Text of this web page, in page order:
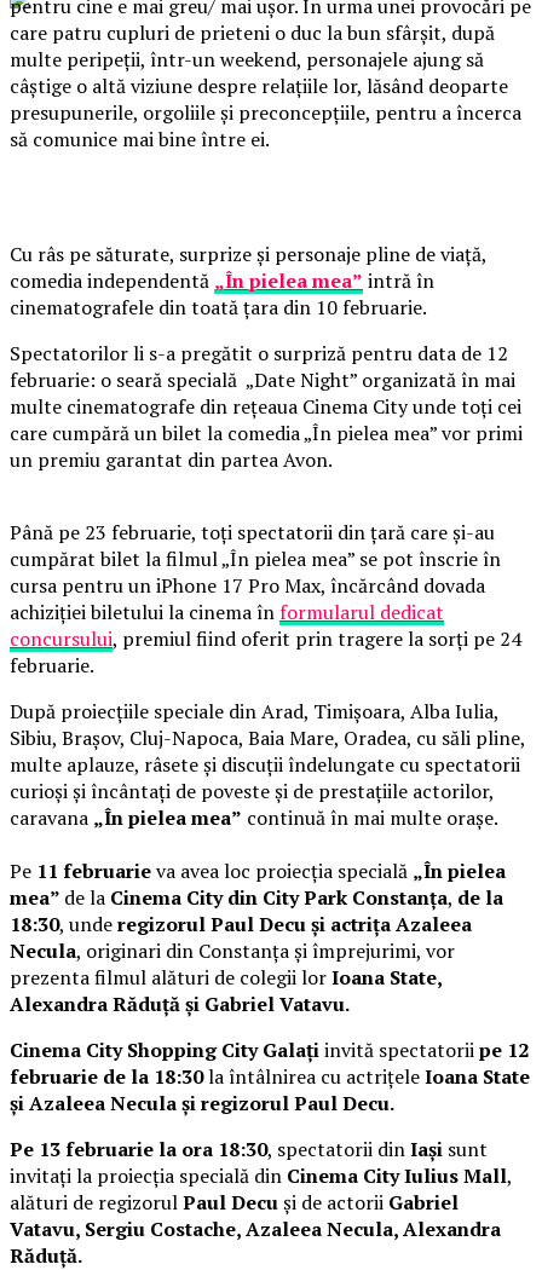
pentru cine e mai greu/ mai ușor. În urma unei provocări pe
care patru cupluri de prieteni o duc la bun sfârșit, după
multe peripeții, într-un weekend, personajele ajung să
câștige o altă viziune despre relațiile lor, lăsând deoparte
presupunerile, orgoliile și preconcepțiile, pentru a încerca
să comunice mai bine între ei.
Cu râs pe săturate, surprize și personaje pline de viață,
comedia independentă „În pielea mea” intră în
cinematografele din toată țara din 10 februarie.
Spectatorilor li s-a pregătit o surpriză pentru data de 12
februarie: o seară specială „Date Night” organizată în mai
multe cinematografe din rețeaua Cinema City unde toți cei
care cumpără un bilet la comedia „În pielea mea” vor primi
un premiu garantat din partea Avon.
Până pe 23 februarie, toți spectatorii din țară care și-au
cumpărat bilet la filmul „În pielea mea” se pot înscrie în
cursa pentru un iPhone 17 Pro Max, încărcând dovada
achiziției biletului la cinema înformularul dedicat
concursului, premiul fiind oferit prin tragere la sorți pe 24
februarie.
După proiecțiile speciale din Arad, Timișoara, Alba Iulia,
Sibiu, Brașov, Cluj-Napoca, Baia Mare, Oradea, cu săli pline,
multe aplauze, râsete și discuții îndelungate cu spectatorii
curioși și încântați de poveste și de prestațiile actorilor,
caravana „În pielea mea” continuă în mai multe orașe.
Pe 11 februarieva avea loc proiecția specială „În pielea
mea” de la Cinema City din City Park Constanța, de la
18:30, underegizorul Paul Decu și actrița Azaleea
Necula, originari din Constanța și împrejurimi, vor
prezenta filmul alături de colegii lorIoana State,
Alexandra Răduță și Gabriel Vatavu.
Cinema City Shopping City Galațiinvită spectatoriipe 12
februarie de la 18:30la întâlnirea cu actrițeleIoana State
și Azaleea Necula și regizorul Paul Decu.
Pe 13 februarie la ora 18:30, spectatorii dinIași sunt
invitați la proiecția specială din Cinema City Iulius Mall,
alături de regizorulPaul Decuși de actorii Gabriel
Vatavu, Sergiu Costache, Azaleea Necula, Alexandra
Răduță.